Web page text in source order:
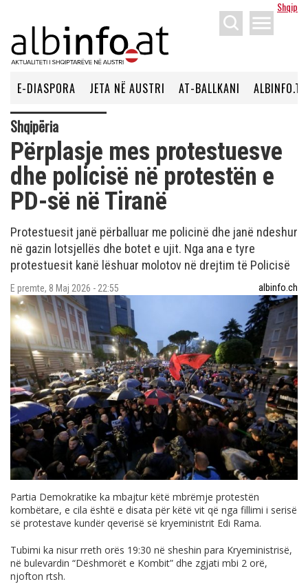
Shqip
menu
E-DIASPORA JETA NË AUSTRI AT-BALLKANI ALBINFO.TV
Shqipëria
Përplasje mes protestuesve
dhe policisë në protestën e
PD-së në Tiranë
Protestuesit janë përballuar me policinë dhe janë ndeshur
në gazin lotsjellës dhe botet e ujit. Nga ana e tyre
protestuesit kanë lëshuar molotov në drejtim të Policisë
E premte, 8 Maj 2026 - 22:55 albinfo.ch
Partia Demokratike ka mbajtur këtë mbrëmje protestën
kombëtare, e cila është e disata për këtë vit që nga fillimi i serisë
së protestave kundër qeverisë së kryeministrit Edi Rama.
Tubimi ka nisur rreth orës 19:30 në sheshin para Kryeministrisë,
në bulevardin “Dëshmorët e Kombit” dhe zgjati mbi 2 orë,
njofton rtsh.